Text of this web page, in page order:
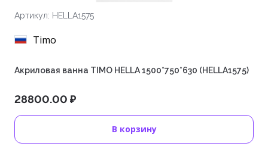
Артикул: HELLA1575
Timo
Акриловая ванна TIMO HELLA 1500*750*630 (HELLA1575)
28800.00 ₽
В корзину